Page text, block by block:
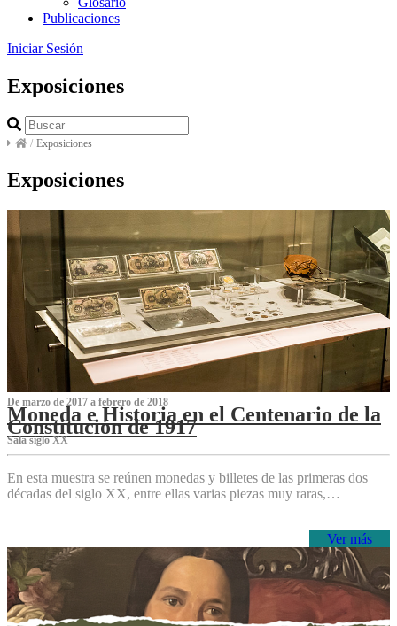
Publicaciones
Iniciar Sesión
Exposiciones
/ Exposiciones
Exposiciones
De marzo de 2017 a febrero de 2018
Moneda e Historia en el Centenario de la
Constitución de 1917
Sala siglo XX
En esta muestra se reúnen monedas y billetes de las primeras dos
décadas del siglo XX, entre ellas varias piezas muy raras,…
Ver más